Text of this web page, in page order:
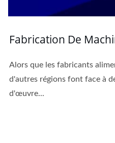
Fabrication De
Alors que les fabricants
d'autres régions font face à
d'œuvre...